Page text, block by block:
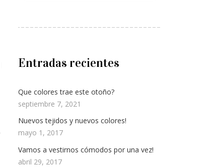
Entradas recientes
Que colores trae este otoño?
septiembre 7, 2021
Nuevos tejidos y nuevos colores!
mayo 1, 2017
Vamos a vestirnos cómodos por una vez!
abril 29, 2017